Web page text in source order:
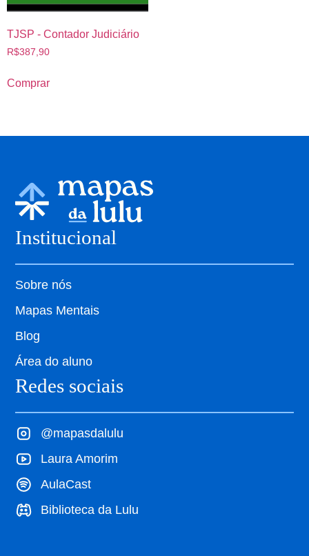
TJSP - Contador Judiciário
R$387,90
Comprar
Institucional
Sobre nós
Mapas Mentais
Blog
Área do aluno
Redes sociais
@mapasdalulu
Laura Amorim
AulaCast
Biblioteca da Lulu